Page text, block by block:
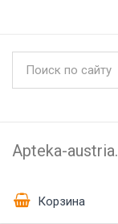
Apteka-
Корзина